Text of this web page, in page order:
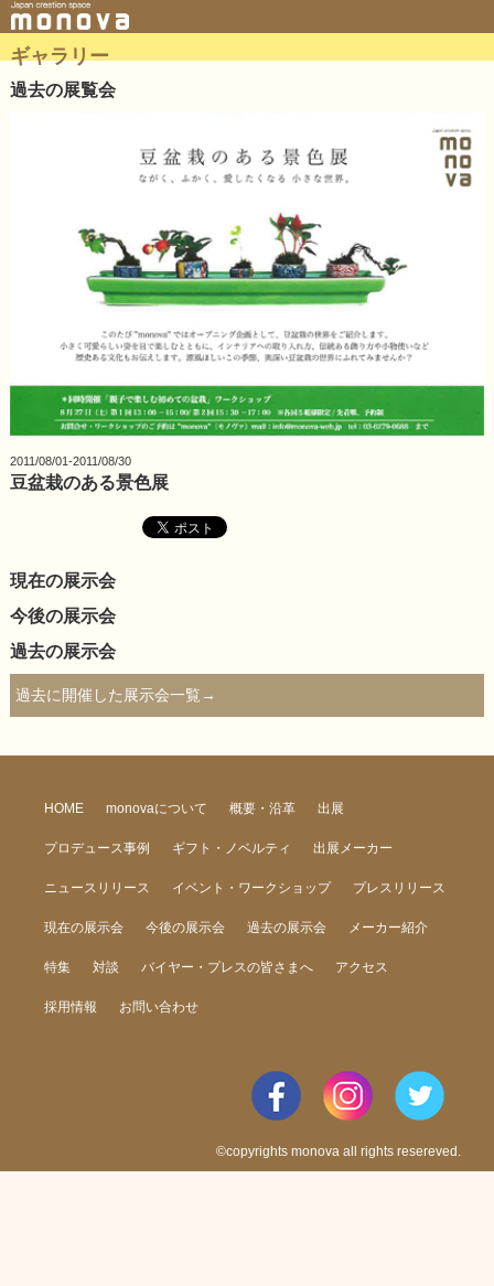
ギャラリー
過去の展覧会
2011/08/01-2011/08/30
豆盆栽のある景色展
現在の展示会
今後の展示会
過去の展示会
過去に開催した展示会一覧→
HOME monovaについて 概要・沿革 出展
プロデュース事例 ギフト・ノベルティ 出展メーカー
ニュースリリース イベント・ワークショップ プレスリリース
現在の展示会 今後の展示会 過去の展示会 メーカー紹介
特集 対談 バイヤー・プレスの皆さまへ アクセス
採用情報 お問い合わせ
©copyrights monova all rights resereved.